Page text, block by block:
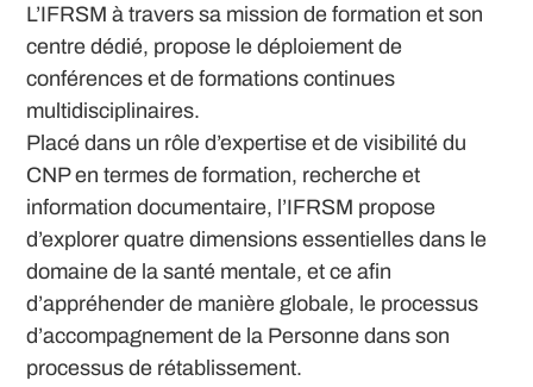
L’IFRSM à travers sa mission de formation et son
centre dédié, propose le déploiement de
conférences et de formations continues
multidisciplinaires.
Placé dans un rôle d’expertise et de visibilité du
CNP en termes de formation, recherche et
information documentaire, l’IFRSM propose
d’explorer quatre dimensions essentielles dans le
domaine de la santé mentale, et ce afin
d’appréhender de manière globale, le processus
d’accompagnement de la Personne dans son
processus de rétablissement.